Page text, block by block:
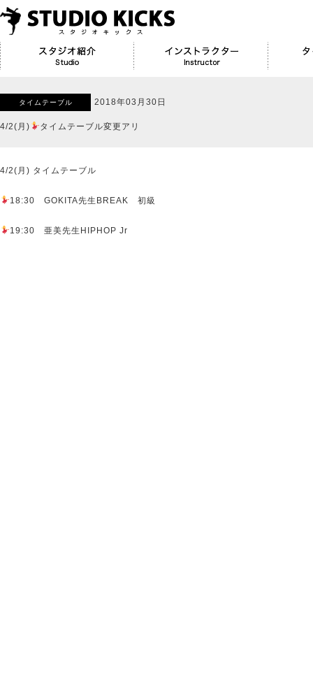
タイムテーブル 2018年03月30日
4/2(月) タイムテーブル変更アリ
4/2(月) タイムテーブル
18:30 GOKITA先生BREAK 初級
19:30 亜美先生HIPHOP Jr